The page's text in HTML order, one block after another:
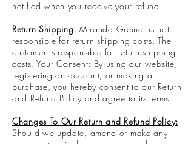
notified when you receive your refund.
Return Shipping: Miranda Greiner is not
responsible for return shipping costs. The
customer is responsible for return shipping
costs. Your Consent: By using our website,
registering an account, or making a
purchase, you hereby consent to our Return
and Refund Policy and agree to its terms.
Changes To Our Return and Refund Policy:
Should we update, amend or make any